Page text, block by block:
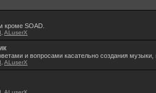
кроме SOAD.
ALuserX
и вопросами касательно создания музыки,
ALuserX